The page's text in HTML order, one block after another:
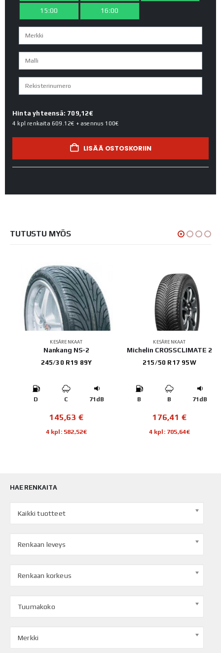
15:00 16:00
Hinta yhteensä: 709,12€
4 kpl renkaita 609.12€ + asennus 100€
LISÄÄ OSTOSKORIIN
TUTUSTU MYÖS
KESÄRENKAAT
Nankang NS-2
245/30 R19 89Y
D C 71dB
145,63€
4 kpl: 582,52€
KESÄRENKAAT
Michelin CROSSCLIMATE 2
215/50 R17 95W
B B 71dB
176,41€
4 kpl: 705,64€
HAE RENKAITA
Kaikki tuotteet
Renkaan leveys
Renkaan korkeus
Tuumakoko
Merkki